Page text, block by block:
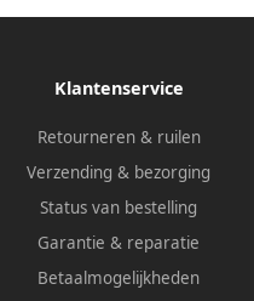
Klantenservice
Retourneren & ruilen
Verzending & bezorging
Status van bestelling
Garantie & reparatie
Betaalmogelijkheden